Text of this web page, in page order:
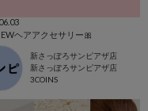
ヘアアクセサリー🎀
新さっぽろサンピアザ店
新さっぽろサンピアザ店
3COINS